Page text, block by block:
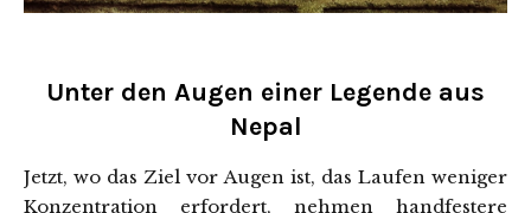
Unter den Augen einer Legende aus
Nepal
Jetzt, wo das Ziel vor Augen ist, das Laufen weniger
Konzentration erfordert, nehmen handfestere